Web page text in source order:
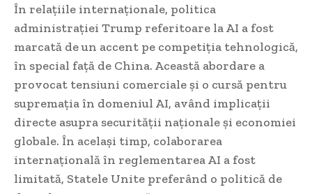
În relațiile internaționale, politica
administrației Trump referitoare la AI a fost
marcată de un accent pe competiția tehnologică,
în special față de China. Această abordare a
provocat tensiuni comerciale și o cursă pentru
supremația în domeniul AI, având implicații
directe asupra securității naționale și economiei
globale. În același timp, colaborarea
internațională în reglementarea AI a fost
limitată, Statele Unite preferând o politică de